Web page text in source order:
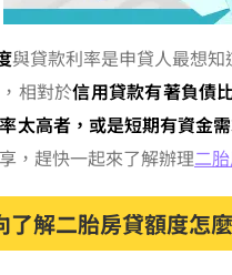
與貸款利率是申貸人最想
相對於信用貸款有著負債
太高者，或是短期有資金
，趕快一起來了解辦理二
了解二胎房貸額度怎